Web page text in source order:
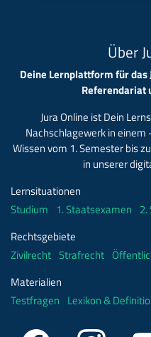
Über
Deine Lernplattform für das
Referendariat
Jura Online ist Dein
Nachschlagewerk in
Wissen vom 1. Semester bis
in unserer
Lernsituationen
Studium 1. Staatsexamen
Rechtsgebiete
Zivilrecht Strafrecht
Materialien
Testfragen Lexikon &